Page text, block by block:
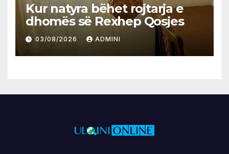
Kur natyra bëhet rojtarja e
dhomës së Rexhep Qosjes
03/08/2026 ADMINI